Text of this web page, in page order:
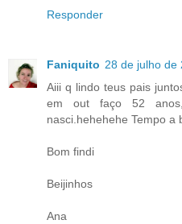
Responder
Faniquito 28 de julho de
Aiii q lindo teus pais
em out faço 52
nasci.hehehehe Tempo a
Bom findi
Beijinhos
Ana